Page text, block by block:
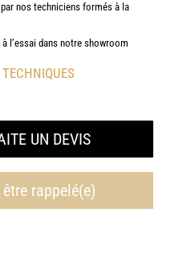
nos techniciens formés à la
l’essai dans notre showroom
UN DEVIS
rappelé(e)